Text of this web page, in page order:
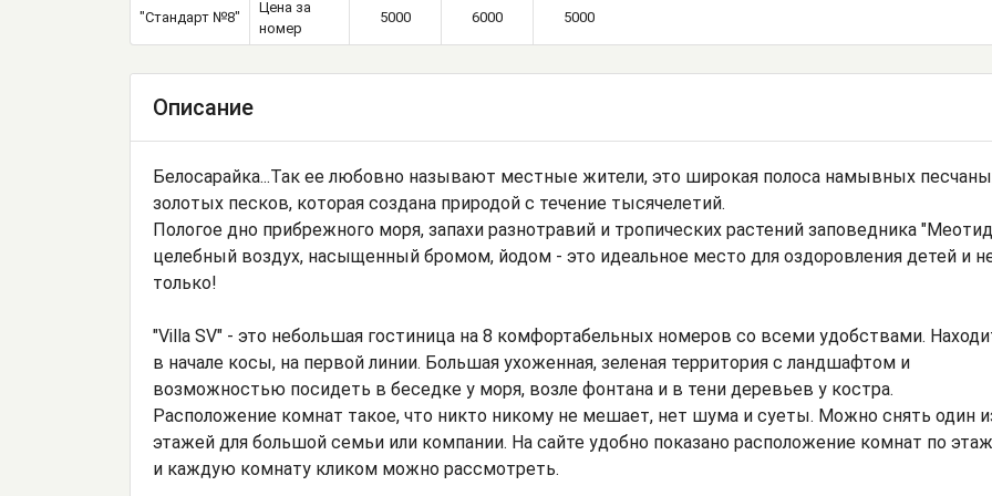
"Стандарт №8"
Цена за
номер
5000 6000 5000
Описание
Белосарайка...Так ее любовно называют местные жители, это широкая полоса намывных
золотых песков, которая создана природой с течение тысячелетий.
Пологое дно прибрежного моря, запахи разнотравий и тропических растений заповедника
целебный воздух, насыщенный бромом, йодом - это идеальное место для оздоровления детей и
только!
"Villa SV" - это небольшая гостиница на 8 комфортабельных номеров со всеми удобствами.
в начале косы, на первой линии. Большая ухоженная, зеленая территория с ландшафтом и
возможностью посидеть в беседке у моря, возле фонтана и в тени деревьев у костра.
Расположение комнат такое, что никто никому не мешает, нет шума и суеты. Можно снять один
этажей для большой семьи или компании. На сайте удобно показано расположение комнат по
и каждую комнату кликом можно рассмотреть.